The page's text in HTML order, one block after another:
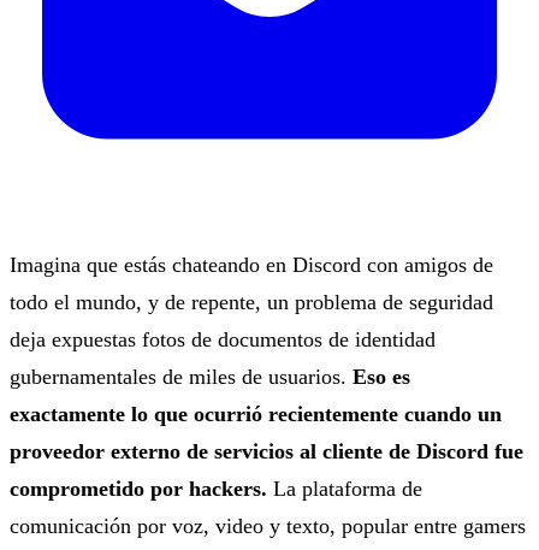
Imagina que estás chateando en Discord con amigos de
todo el mundo, y de repente, un problema de seguridad
deja expuestas fotos de documentos de identidad
gubernamentales de miles de usuarios. Eso es
exactamente lo que ocurrió recientemente cuando un
proveedor externo de servicios al cliente de Discord fue
comprometido por hackers. La plataforma de
comunicación por voz, video y texto, popular entre gamers